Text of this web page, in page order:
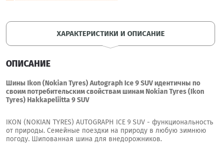
ХАРАКТЕРИСТИКИ И ОПИСАНИЕ
ОПИСАНИЕ
Шины Ikon (Nokian Tyres) Autograph Ice 9 SUV идентичны по
своим потребительским свойствам шинам Nokian Tyres (Ikon
Tyres) Hakkapeliitta 9 SUV
IKON (NOKIAN TYRES) AUTOGRAPH ICE 9 SUV - функциональность
от природы. Семейные поездки на природу в любую зимнюю
погоду. Шипованная шина для внедорожников.